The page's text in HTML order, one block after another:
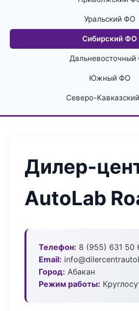
Уральский ФО
Сибирский ФО
Южный ФО
Северо-
Дилер-
AutoLab
Телефон: 8 (955) 631 50
Email:
Город: Абакан
Режим работы: